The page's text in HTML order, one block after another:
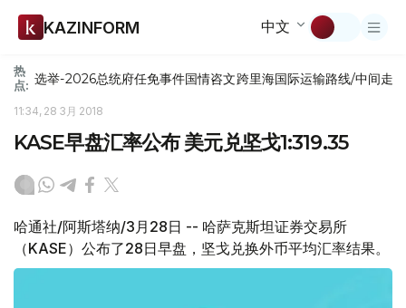
KAZINFORM 中文
热
点: 选举-2026总统府任免事件国情咨文跨里海国际运输路线/中间走廊
11:34, 28 3月 2018
KASE早盘汇率公布 美元兑坚戈1:319.35
哈通社/阿斯塔纳/3月28日 -- 哈萨克斯坦证券交易所
（KASE）公布了28日早盘，坚戈兑换外币平均汇率结果。